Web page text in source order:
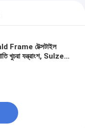
Frame টেক্সটাইল
খুচরা যন্ত্রাংশ, Sulzer